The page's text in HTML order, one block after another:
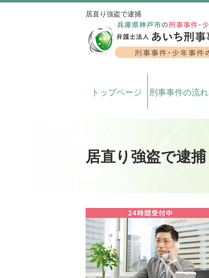
居直り強盗で逮捕
トップページ 刑事事件の流れ
居直り強盗で逮捕